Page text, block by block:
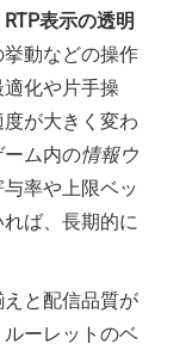
RTP表示の透明
動などの操作
化や片手操
が大きく変わ
ーム内の情報ウ
率や上限ベッ
ば、長期的に
と配信品質が
ーレットのベ